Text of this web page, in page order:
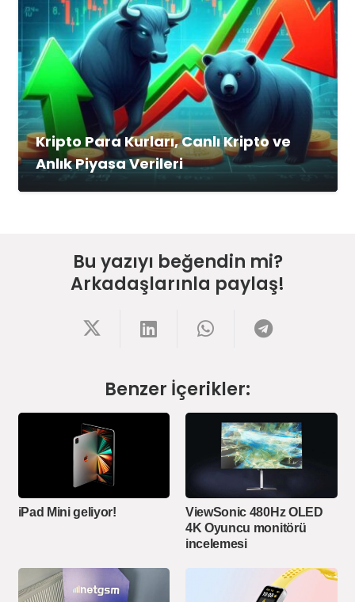
Kripto Para Kurları, Canlı Kripto ve
Anlık Piyasa Verileri
Bu yazıyı beğendin mi?
Arkadaşlarınla paylaş!
Benzer İçerikler:
iPad Mini geliyor!
ViewSonic 480Hz OLED
4K Oyuncu monitörü
incelemesi